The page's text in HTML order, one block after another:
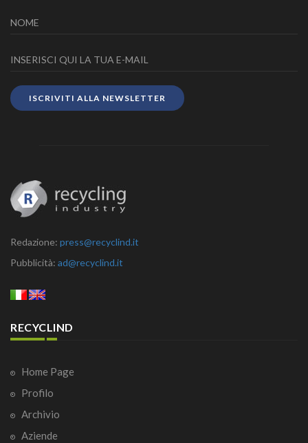
ISCRIVITI ALLA NEWSLETTER
Redazione: press@recyclind.it
Pubblicità: ad@recyclind.it
RECYCLIND
Home Page
Profilo
Archivio
Aziende